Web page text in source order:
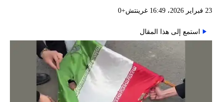
23 فبراير 2026، 16:49 غرينتش+0
استمع إلى هذا المقال